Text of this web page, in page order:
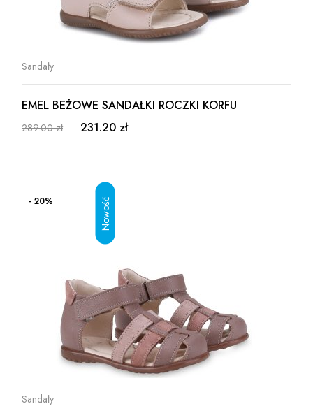
Sandały
EMEL BEŻOWE SANDAŁKI ROCZKI KORFU
289.00 zł 231.20 zł
- 20%
Sandały